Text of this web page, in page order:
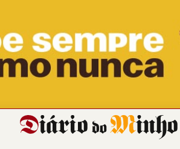
Gráfica DM Livraria DM